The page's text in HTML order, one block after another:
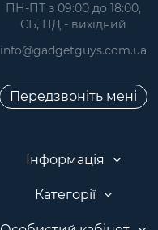
ПН-ПТ з 09:00 до 18:00,
СБ, НД - вихідний
info@gadgetguys.com.ua
Передзвоніть мені
Інформація
Категорії